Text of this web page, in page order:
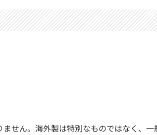
せん。海外製は特別なものではなく、一